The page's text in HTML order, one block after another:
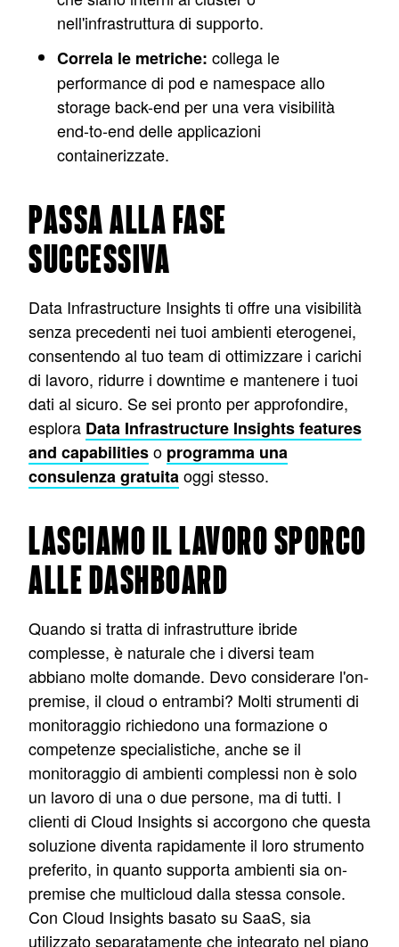
nell'infrastruttura di supporto.
Correla le metriche: collega le
performance di pod e namespace allo
storage back-end per una vera visibilità
end-to-end delle applicazioni
containerizzate.
PASSA ALLA FASE
SUCCESSIVA
Data Infrastructure Insights ti offre una visibilità
senza precedenti nei tuoi ambienti eterogenei,
consentendo al tuo team di ottimizzare i carichi
di lavoro, ridurre i downtime e mantenere i tuoi
dati al sicuro. Se sei pronto per approfondire,
esplora Data Infrastructure Insights features
and capabilitieso programma una
consulenza gratuitaoggi stesso.
LASCIAMO IL LAVORO SPORCO
ALLE DASHBOARD
Quando si tratta di infrastrutture ibride
complesse, è naturale che i diversi team
abbiano molte domande. Devo considerare l'on-
premise, il cloud o entrambi? Molti strumenti di
monitoraggio richiedono una formazione o
competenze specialistiche, anche se il
monitoraggio di ambienti complessi non è solo
un lavoro di una o due persone, ma di tutti. I
clienti di Cloud Insights si accorgono che questa
soluzione diventa rapidamente il loro strumento
preferito, in quanto supporta ambienti sia on-
premise che multicloud dalla stessa console.
Con Cloud Insights basato su SaaS, sia
utilizzato separatamente che integrato nel piano